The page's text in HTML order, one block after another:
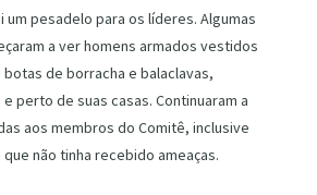
um pesadelo para os líderes. Algumas
a ver homens armados vestidos
de borracha e balaclavas,
perto de suas casas. Continuaram a
aos membros do Comitê, inclusive
não tinha recebido ameaças.